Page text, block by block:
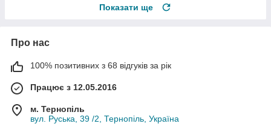
Показати ще
Про нас
100% позитивних з 68 відгуків за рік
Працює з 12.05.2016
м. Тернопіль
вул. Руська, 39 /2, Тернопіль, Україна